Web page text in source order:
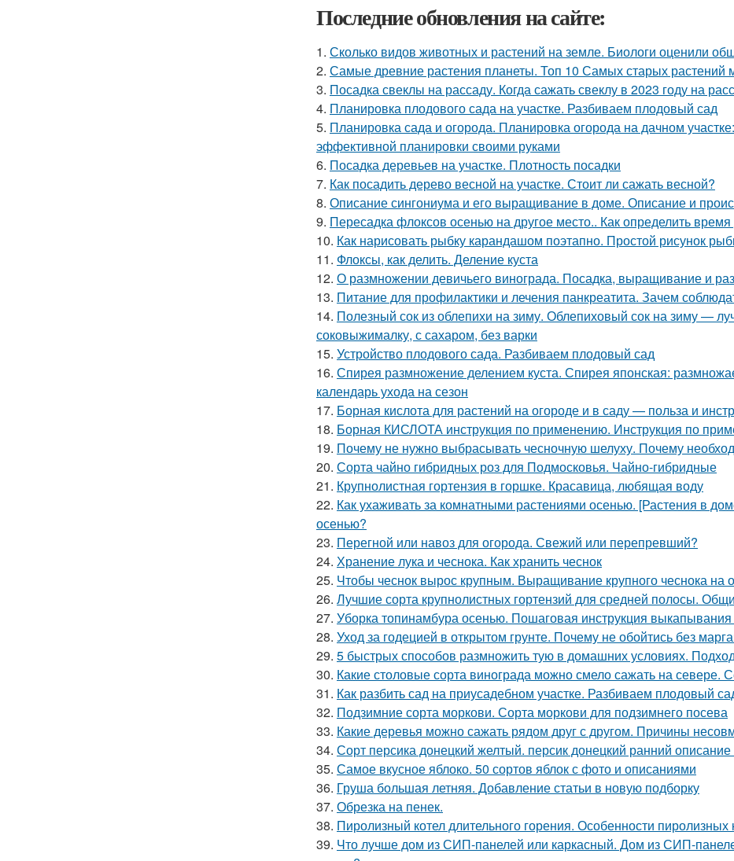
Последние обновления на сайте:
1. Сколько видов животных и растений на земле. Биологи оценили
2. Самые древние растения планеты. Топ 10 Самых старых растений
3. Посадка свеклы на рассаду. Когда сажать свеклу в 2023 году на
4. Планировка плодового сада на участке. Разбиваем плодовый сад
5. Планировка сада и огорода. Планировка огорода на дачном
эффективной планировки своими руками
6. Посадка деревьев на участке. Плотность посадки
7. Как посадить дерево весной на участке. Стоит ли сажать весной?
8. Описание сингониума и его выращивание в доме. Описание и
9. Пересадка флоксов осенью на другое место.. Как определить
10. Как нарисовать рыбку карандашом поэтапно. Простой рисунок
11. Флоксы, как делить. Деление куста
12. О размножении девичьего винограда. Посадка, выращивание и
13. Питание для профилактики и лечения панкреатита. Зачем
14. Полезный сок из облепихи на зиму. Облепиховый сок на зиму —
соковыжималку, с сахаром, без варки
15. Устройство плодового сада. Разбиваем плодовый сад
16. Спирея размножение делением куста. Спирея японская:
календарь ухода на сезон
17. Борная кислота для растений на огороде и в саду — польза и
18. Борная КИСЛОТА инструкция по применению. Инструкция по
19. Почему не нужно выбрасывать чесночную шелуху. Почему
20. Сорта чайно гибридных роз для Подмосковья. Чайно-гибридные
21. Крупнолистная гортензия в горшке. Красавица, любящая воду
22. Как ухаживать за комнатными растениями осенью. [Растения в
осенью?
23. Перегной или навоз для огорода. Свежий или перепревший?
24. Хранение лука и чеснока. Как хранить чеснок
25. Чтобы чеснок вырос крупным. Выращивание крупного чеснока на
26. Лучшие сорта крупнолистных гортензий для средней полосы.
27. Уборка топинамбура осенью. Пошаговая инструкция выкапывания
28. Уход за годецией в открытом грунте. Почему не обойтись без
29. 5 быстрых способов размножить тую в домашних условиях.
30. Какие столовые сорта винограда можно смело сажать на севере.
31. Как разбить сад на приусадебном участке. Разбиваем плодовый
32. Подзимние сорта моркови. Сорта моркови для подзимнего посева
33. Какие деревья можно сажать рядом друг с другом. Причины
34. Сорт персика донецкий желтый. персик донецкий ранний
35. Самое вкусное яблоко. 50 сортов яблок с фото и описаниями
36. Груша большая летняя. Добавление статьи в новую подборку
37. Обрезка на пенек.
38. Пиролизный котел длительного горения. Особенности пиролизных
39. Что лучше дом из СИП-панелей или каркасный. Дом из СИП-